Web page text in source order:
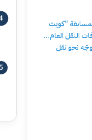
لمسابقة “كويت
النقل العام…
نحو نقل